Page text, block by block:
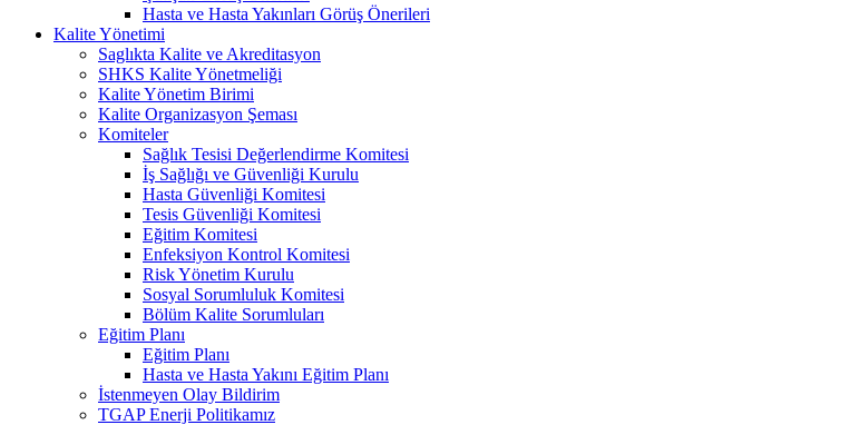
Hasta ve Hasta Yakınları Görüş Önerileri
Kalite Yönetimi
Saglıkta Kalite ve Akreditasyon
SHKS Kalite Yönetmeliği
Kalite Yönetim Birimi
Kalite Organizasyon Şeması
Komiteler
Sağlık Tesisi Değerlendirme Komitesi
İş Sağlığı ve Güvenliği Kurulu
Hasta Güvenliği Komitesi
Tesis Güvenliği Komitesi
Eğitim Komitesi
Enfeksiyon Kontrol Komitesi
Risk Yönetim Kurulu
Sosyal Sorumluluk Komitesi
Bölüm Kalite Sorumluları
Eğitim Planı
Eğitim Planı
Hasta ve Hasta Yakını Eğitim Planı
İstenmeyen Olay Bildirim
TGAP Enerji Politikamız